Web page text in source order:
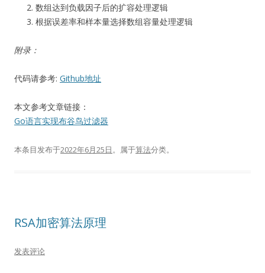
数组达到负载因子后的扩容处理逻辑
根据误差率和样本量选择数组容量处理逻辑
附录：
代码请参考: Github地址
本文参考文章链接：
Go语言实现布谷鸟过滤器
本条目发布于2022年6月25日。属于算法分类。
RSA加密算法原理
发表评论